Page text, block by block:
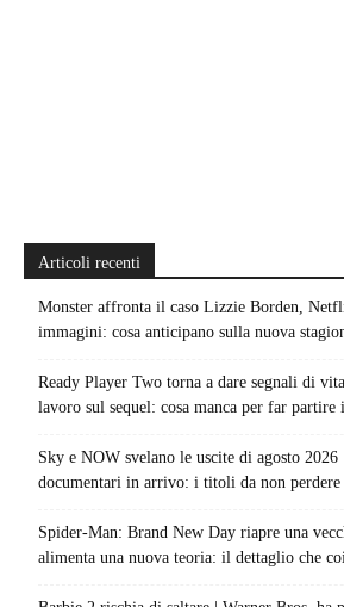
Articoli recenti
Monster affronta il caso Lizzie Borden,
immagini: cosa anticipano sulla nuova
Ready Player Two torna a dare segnali di
lavoro sul sequel: cosa manca per far
Sky e NOW svelano le uscite di agosto
documentari in arrivo: i titoli da non perdere
Spider-Man: Brand New Day riapre una
alimenta una nuova teoria: il dettaglio che